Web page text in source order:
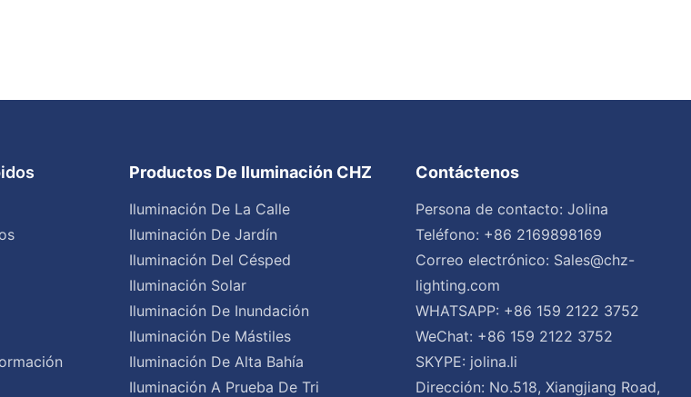
Productos De Iluminación CHZ
Iluminación De La Calle
Iluminación De Jardín
Iluminación Del Césped
Iluminación Solar
Iluminación De Inundación
Iluminación De Mástiles
Iluminación De Alta Bahía
Iluminación A Prueba De Tri
Contáctenos
Persona de contacto: Jolina
Teléfono: +86 2169898169
Correo electrónico: Sales@chz-
lighting.com
WHATSAPP: +86 159 2122 3752
WeChat: +86 159 2122 3752
SKYPE: jolina.li
Dirección: No.518, Xiangjiang Road,